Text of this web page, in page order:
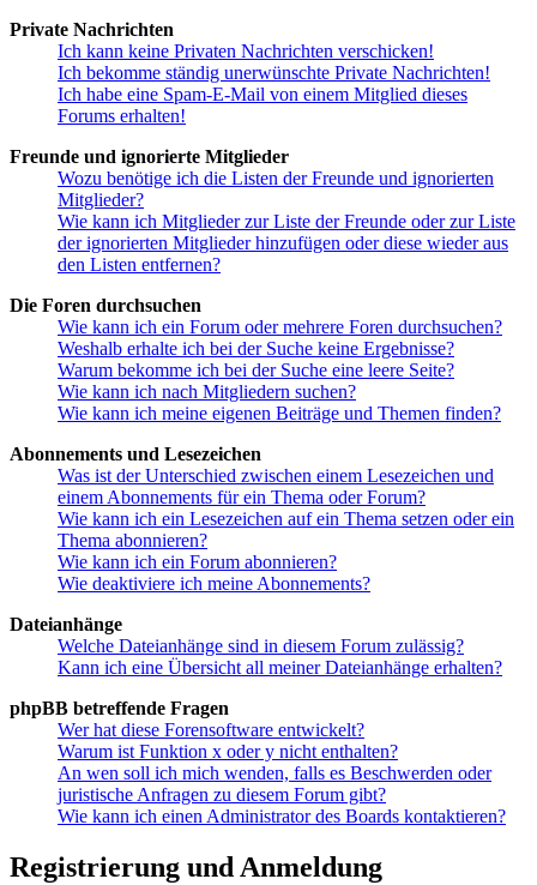
Private Nachrichten
Ich kann keine Privaten Nachrichten verschicken!
Ich bekomme ständig unerwünschte Private Nachrichten!
Ich habe eine Spam-E-Mail von einem Mitglied dieses
Forums erhalten!
Freunde und ignorierte Mitglieder
Wozu benötige ich die Listen der Freunde und ignorierten
Mitglieder?
Wie kann ich Mitglieder zur Liste der Freunde oder zur Liste
der ignorierten Mitglieder hinzufügen oder diese wieder aus
den Listen entfernen?
Die Foren durchsuchen
Wie kann ich ein Forum oder mehrere Foren durchsuchen?
Weshalb erhalte ich bei der Suche keine Ergebnisse?
Warum bekomme ich bei der Suche eine leere Seite?
Wie kann ich nach Mitgliedern suchen?
Wie kann ich meine eigenen Beiträge und Themen finden?
Abonnements und Lesezeichen
Was ist der Unterschied zwischen einem Lesezeichen und
einem Abonnements für ein Thema oder Forum?
Wie kann ich ein Lesezeichen auf ein Thema setzen oder ein
Thema abonnieren?
Wie kann ich ein Forum abonnieren?
Wie deaktiviere ich meine Abonnements?
Dateianhänge
Welche Dateianhänge sind in diesem Forum zulässig?
Kann ich eine Übersicht all meiner Dateianhänge erhalten?
phpBB betreffende Fragen
Wer hat diese Forensoftware entwickelt?
Warum ist Funktion x oder y nicht enthalten?
An wen soll ich mich wenden, falls es Beschwerden oder
juristische Anfragen zu diesem Forum gibt?
Wie kann ich einen Administrator des Boards kontaktieren?
Registrierung und Anmeldung